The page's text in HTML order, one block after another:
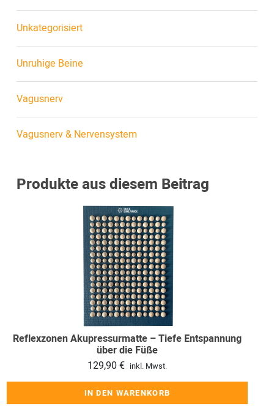
Unkategorisiert
Unruhige Beine
Vagusnerv
Vagusnerv & Nervensystem
Produkte aus diesem Beitrag
Reflexzonen Akupressurmatte – Tiefe Entspannung
über die Füße
129,90€ inkl. Mwst.
IN DEN WARENKORB